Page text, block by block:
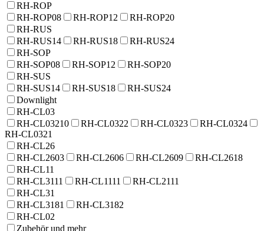
RH-ROP
RH-ROP08
RH-ROP12
RH-ROP20
RH-RUS
RH-RUS14
RH-RUS18
RH-RUS24
RH-SOP
RH-SOP08
RH-SOP12
RH-SOP20
RH-SUS
RH-SUS14
RH-SUS18
RH-SUS24
Downlight
RH-CL03
RH-CL03210
RH-CL0322 RH-CL0323
RH-CL0324
RH-CL0321
RH-CL26
RH-CL2603
RH-CL2606 RH-CL2609
RH-CL2618
RH-CL11
RH-CL3111
RH-CL1111
RH-CL2111
RH-CL31
RH-CL3181
RH-CL3182
RH-CL02
Zubehör und mehr